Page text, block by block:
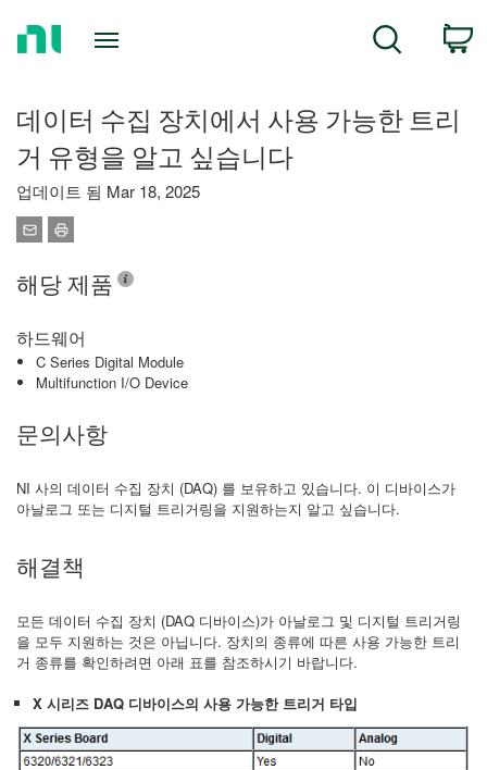
Search
데이터 수집 장치에서 사용 가능한 트리
거 유형을 알고 싶습니다
업데이트 됨 Mar 18, 2025
해당 제품
하드웨어
C Series Digital Module
Multifunction I/O Device
문의사항
NI 사의 데이터 수집 장치 (DAQ) 를 보유하고 있습니다. 이 디바이스가
아날로그 또는 디지털 트리거링을 지원하는지 알고 싶습니다.
해결책
모든 데이터 수집 장치 (DAQ 디바이스)가 아날로그 및 디지털 트리거링
을 모두 지원하는 것은 아닙니다. 장치의 종류에 따른 사용 가능한 트리
거 종류를 확인하려면 아래 표를 참조하시기 바랍니다.
X 시리즈 DAQ 디바이스의 사용 가능한 트리거 타입